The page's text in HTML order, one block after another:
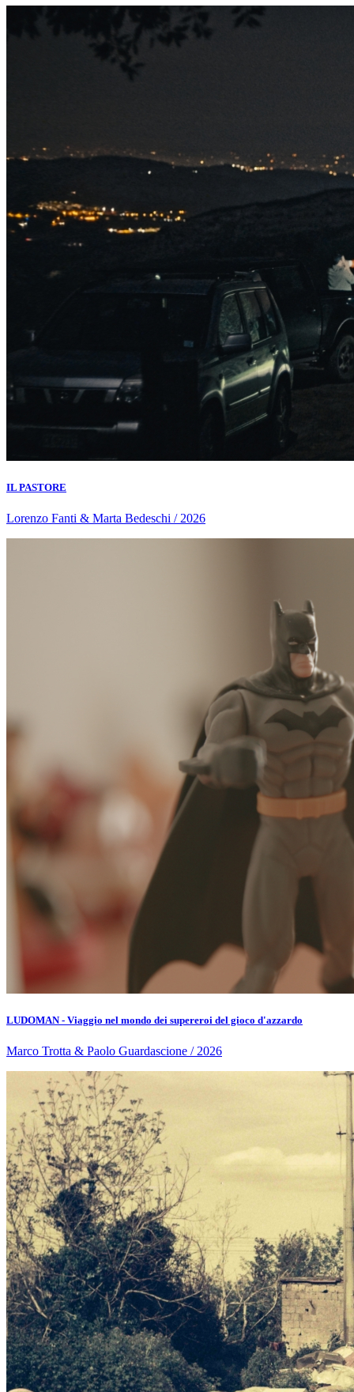
IL PASTORE
Lorenzo Fanti & Marta Bedeschi / 2026
LUDOMAN - Viaggio nel mondo dei supereroi del gioco d'azzardo
Marco Trotta & Paolo Guardascione / 2026